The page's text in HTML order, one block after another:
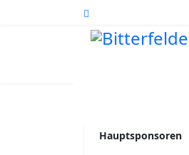
Hauptsponsoren